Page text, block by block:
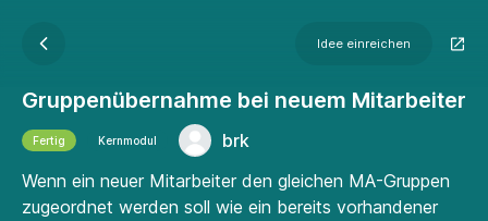
Idee einreichen
Gruppenübernahme bei neuem Mitarbeiter
Fertig Kernmodul
brk
Wenn ein neuer Mitarbeiter den gleichen MA-Gruppen
zugeordnet werden soll wie ein bereits vorhandener